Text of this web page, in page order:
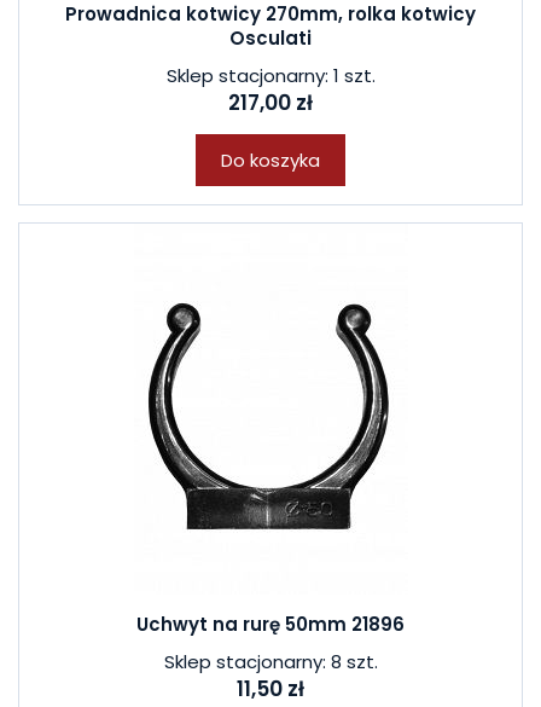
Prowadnica kotwicy 270mm, rolka kotwicy
Osculati
Sklep stacjonarny: 1 szt.
217,00 zł
Do koszyka
Uchwyt na rurę 50mm 21896
Sklep stacjonarny: 8 szt.
11,50 zł